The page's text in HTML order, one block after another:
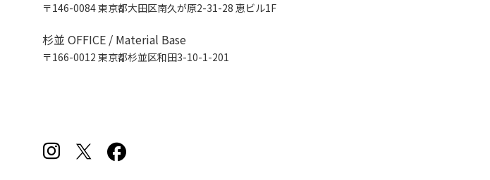
〒146-0084 東京都大田区南久が原2-31-28 恵ビル1F
杉並 OFFICE / Material Base
〒166-0012 東京都杉並区和田3-10-1-201